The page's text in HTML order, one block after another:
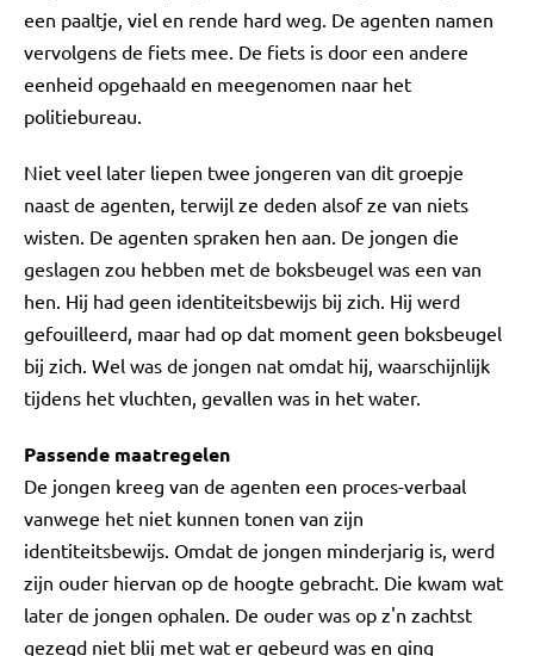
een paaltje, viel en rende hard weg. De agenten namen
vervolgens de fiets mee. De fiets is door een andere
eenheid opgehaald en meegenomen naar het
politiebureau.
Niet veel later liepen twee jongeren van dit groepje
naast de agenten, terwijl ze deden alsof ze van niets
wisten. De agenten spraken hen aan. De jongen die
geslagen zou hebben met de boksbeugel was een van
hen. Hij had geen identiteitsbewijs bij zich. Hij werd
gefouilleerd, maar had op dat moment geen boksbeugel
bij zich. Wel was de jongen nat omdat hij, waarschijnlijk
tijdens het vluchten, gevallen was in het water.
Passende maatregelen
De jongen kreeg van de agenten een proces-verbaal
vanwege het niet kunnen tonen van zijn
identiteitsbewijs. Omdat de jongen minderjarig is, werd
zijn ouder hiervan op de hoogte gebracht. Die kwam wat
later de jongen ophalen. De ouder was op z'n zachtst
gezegd niet blij met wat er gebeurd was en ging